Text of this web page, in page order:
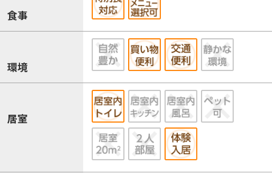
食事
環境
居室